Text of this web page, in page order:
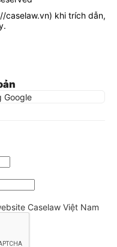
caselaw.vn) khi trích dẫn,
Google
Caselaw Việt Nam